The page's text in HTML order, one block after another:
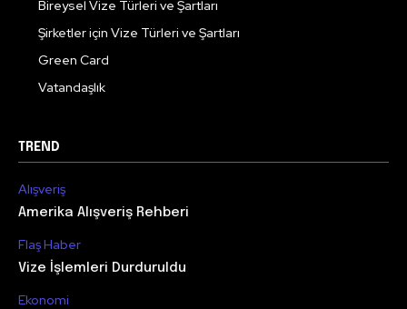
Bireysel Vize Türleri ve Şartları
Şirketler için Vize Türleri ve Şartları
Green Card
Vatandaşlık
TREND
Alışveriş
Amerika Alışveriş Rehberi
Flaş Haber
Vize İşlemleri Durduruldu
Ekonomi